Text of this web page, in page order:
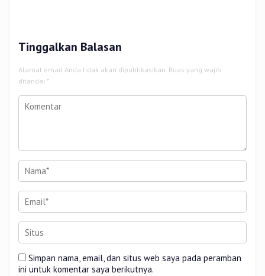
Tinggalkan Balasan
Alamat email Anda tidak akan dipublikasikan. Ruas yang wajib
ditandai *
Simpan nama, email, dan situs web saya pada peramban
ini untuk komentar saya berikutnya.